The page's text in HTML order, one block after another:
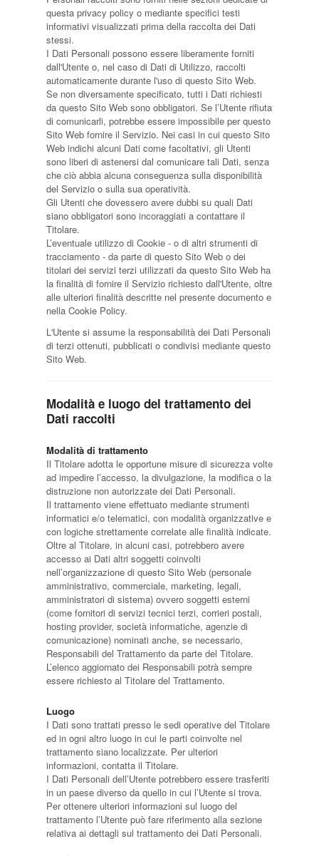
questa privacy policy o mediante specifici testi
informativi visualizzati prima della raccolta dei Dati
stessi.
I Dati Personali possono essere liberamente forniti
dall'Utente o, nel caso di Dati di Utilizzo, raccolti
automaticamente durante l'uso di questo Sito Web.
Se non diversamente specificato, tutti i Dati richiesti
da questo Sito Web sono obbligatori. Se l’Utente rifiuta
di comunicarli, potrebbe essere impossibile per questo
Sito Web fornire il Servizio. Nei casi in cui questo Sito
Web indichi alcuni Dati come facoltativi, gli Utenti
sono liberi di astenersi dal comunicare tali Dati, senza
che ciò abbia alcuna conseguenza sulla disponibilità
del Servizio o sulla sua operatività.
Gli Utenti che dovessero avere dubbi su quali Dati
siano obbligatori sono incoraggiati a contattare il
Titolare.
L’eventuale utilizzo di Cookie - o di altri strumenti di
tracciamento - da parte di questo Sito Web o dei
titolari dei servizi terzi utilizzati da questo Sito Web ha
la finalità di fornire il Servizio richiesto dall'Utente, oltre
alle ulteriori finalità descritte nel presente documento e
nella Cookie Policy.
L'Utente si assume la responsabilità dei Dati Personali
di terzi ottenuti, pubblicati o condivisi mediante questo
Sito Web.
Modalità e luogo del trattamento dei
Dati raccolti
Modalità di trattamento
Il Titolare adotta le opportune misure di sicurezza volte
ad impedire l’accesso, la divulgazione, la modifica o la
distruzione non autorizzate dei Dati Personali.
Il trattamento viene effettuato mediante strumenti
informatici e/o telematici, con modalità organizzative e
con logiche strettamente correlate alle finalità indicate.
Oltre al Titolare, in alcuni casi, potrebbero avere
accesso ai Dati altri soggetti coinvolti
nell’organizzazione di questo Sito Web (personale
amministrativo, commerciale, marketing, legali,
amministratori di sistema) ovvero soggetti esterni
(come fornitori di servizi tecnici terzi, corrieri postali,
hosting provider, società informatiche, agenzie di
comunicazione) nominati anche, se necessario,
Responsabili del Trattamento da parte del Titolare.
L’elenco aggiornato dei Responsabili potrà sempre
essere richiesto al Titolare del Trattamento.
Luogo
I Dati sono trattati presso le sedi operative del Titolare
ed in ogni altro luogo in cui le parti coinvolte nel
trattamento siano localizzate. Per ulteriori
informazioni, contatta il Titolare.
I Dati Personali dell’Utente potrebbero essere trasferiti
in un paese diverso da quello in cui l’Utente si trova.
Per ottenere ulteriori informazioni sul luogo del
trattamento l’Utente può fare riferimento alla sezione
relativa ai dettagli sul trattamento dei Dati Personali.